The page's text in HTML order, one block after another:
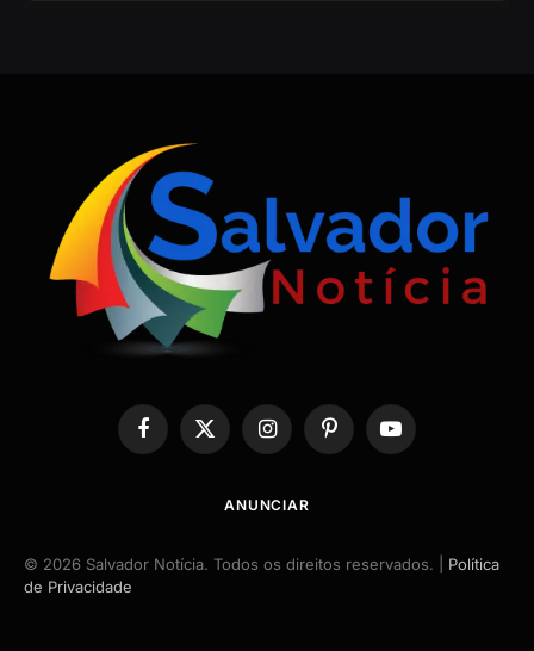
Facebook
X
(Twitter)
InstagramPinterestYouTube
ANUNCIAR
© 2026 Salvador Notícia. Todos os direitos reservados. | Política
de Privacidade